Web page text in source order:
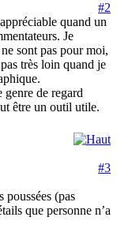
#2
quand un
Je
sont pas pour moi,
très loin quand je
de regard
être un outil utile.
#3
poussées (pas
que personne n’a